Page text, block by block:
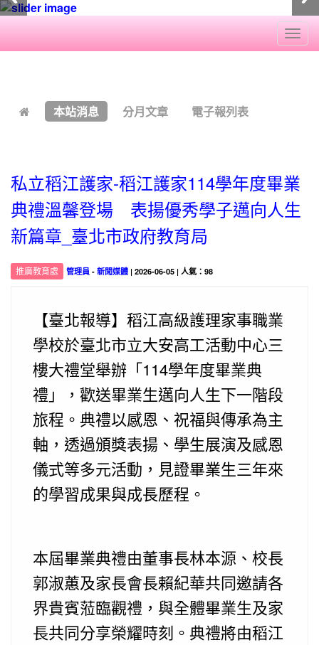
本站消息 分月文章 電子報列表
私立稻江護家-稻江護家114學年度畢業
典禮溫馨登場 表揚優秀學子邁向人生
新篇章_臺北市政府教育局
推廣教育處 管理員 -新聞媒體 | 2026-06-05 | 人氣：98
【臺北報導】稻江高級護理家事職業
學校於臺北市立大安高工活動中心三
樓大禮堂舉辦「114學年度畢業典
禮」，歡送畢業生邁向人生下一階段
旅程。典禮以感恩、祝福與傳承為主
軸，透過頒獎表揚、學生展演及感恩
儀式等多元活動，見證畢業生三年來
的學習成果與成長歷程。
本屆畢業典禮由董事長林本源、校長
郭淑蕙及家長會長賴紀華共同邀請各
界貴賓蒞臨觀禮，與全體畢業生及家
長共同分享榮耀時刻。典禮將由稻江